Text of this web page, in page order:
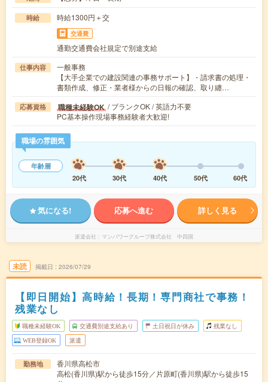
時給 時給1300円＋交
交通費
通勤交通費会社規定で別途支給
仕事内容
一般事務
【大手企業での建設関連の事務サポート】・請求書の処理・
書類作成、修正・業者様からの日報の確認、取り纏…
応募資格 職種未経験OK / ブランクOK / 英語力不要
PC基本操作現場事務経験者大歓迎!
職場の雰囲気
年齢層
20代
30代 40代 50代 60代
気になる! 応募へ進む 詳しく見る
派遣会社 マンパワーグループ株式会社 中四国
未読 掲載日 2026/07/29
【即日開始】高時給！長期！専門商社で事務！
残業なし
職種未経験OK 交通費別途支給あり 土日祝日が休み 残業なし
WEB登録OK 派遣
勤務地
香川県高松市
高松(香川県)駅から徒歩15分／片原町(香川県)駅から徒歩15